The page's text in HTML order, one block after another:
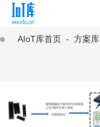
AIoT库首页 - 方案库